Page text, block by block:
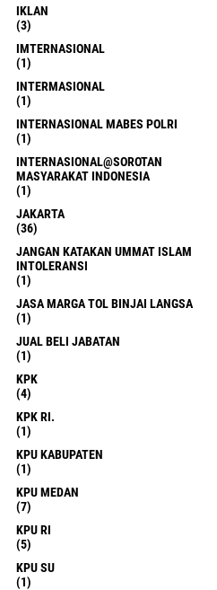
IKLAN
(3)
IMTERNASIONAL
(1)
INTERMASIONAL
(1)
INTERNASIONAL MABES POLRI
(1)
INTERNASIONAL@SOROTAN
MASYARAKAT INDONESIA
(1)
JAKARTA
(36)
JANGAN KATAKAN UMMAT ISLAM
INTOLERANSI
(1)
JASA MARGA TOL BINJAI LANGSA
(1)
JUAL BELI JABATAN
(1)
KPK
(4)
KPK RI.
(1)
KPU KABUPATEN
(1)
KPU MEDAN
(7)
KPU RI
(5)
KPU SU
(1)